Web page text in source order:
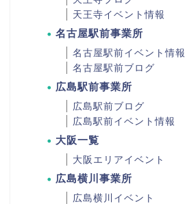
天王寺イベント情報
名古屋駅前事業所
名古屋駅前イベント情報
名古屋駅前ブログ
広島駅前事業所
広島駅前ブログ
広島駅前イベント情報
大阪一覧
大阪エリアイベント
広島横川事業所
広島横川イベント